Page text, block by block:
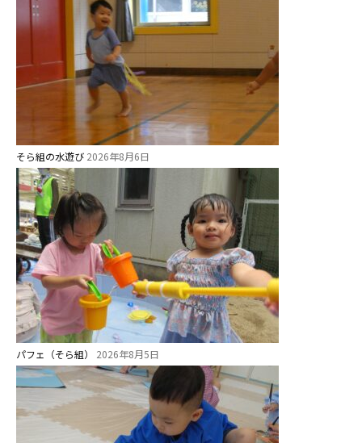
そら組の水遊び 2026年8月6日
パフェ（そら組） 2026年8月5日
お知らせ
今日の幼稚園
園児募集要項